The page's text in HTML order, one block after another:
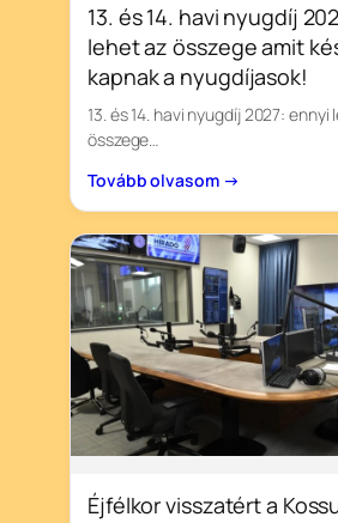
13. és 14. havi nyugdíj
lehet az összege amit
kapnak a nyugdíjasok!
13. és 14. havi nyugdíj 2027: ennyi
összege…
Tovább olvasom →
Éjfélkor visszatért a